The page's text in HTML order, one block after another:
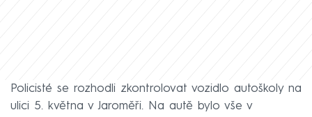
Policisté se rozhodli zkontrolovat vozidlo autoškoly na
ulici 5. května v Jaroměři. Na autě bylo vše v